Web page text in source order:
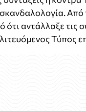
αντάλλαξε τις
Τύπος